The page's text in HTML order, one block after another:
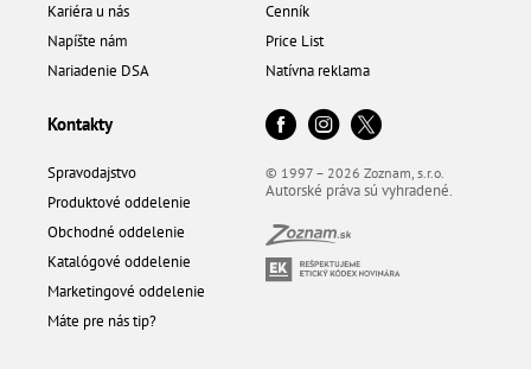
Kariéra u nás
Napíšte nám
Nariadenie DSA
Cenník
Price List
Natívna reklama
Kontakty
Spravodajstvo
Produktové oddelenie
Obchodné oddelenie
Katalógové oddelenie
Marketingové oddelenie
Máte pre nás tip?
© 1997 – 2026 Zoznam, s.r.o.
Autorské práva sú vyhradené.